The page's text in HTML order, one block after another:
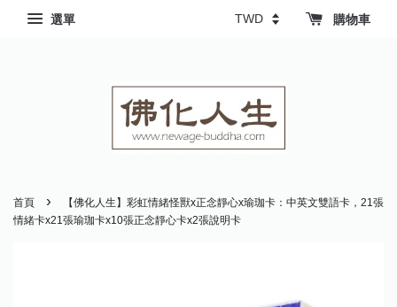
選單 購物車
首頁 ›
【佛化人生】彩虹情緒怪獸x正念靜心x瑜珈卡：中英文雙語卡，21張
情緒卡x21張瑜珈卡x10張正念靜心卡x2張說明卡